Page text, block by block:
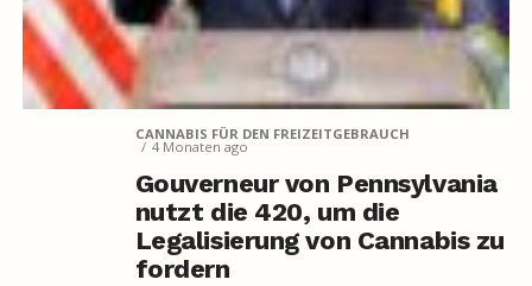
CANNABIS FÜR DEN FREIZEITGEBRAUCH
4 Monaten ago
Gouverneur von Pennsylvania
nutzt die 420, um die
Legalisierung von Cannabis zu
fordern